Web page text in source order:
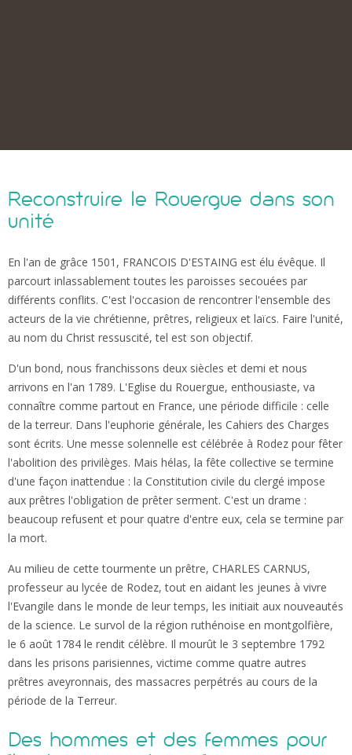
Reconstruire le Rouergue dans son
unité
En l'an de grâce 1501, FRANCOIS D'ESTAING est élu évêque. Il
parcourt inlassablement toutes les paroisses secouées par
différents conflits. C'est l'occasion de rencontrer l'ensemble des
acteurs de la vie chrétienne, prêtres, religieux et laïcs. Faire l'unité,
au nom du Christ ressuscité, tel est son objectif.
D'un bond, nous franchissons deux siècles et demi et nous
arrivons en l'an 1789. L'Eglise du Rouergue, enthousiaste, va
connaître comme partout en France, une période difficile : celle
de la terreur. Dans l'euphorie générale, les Cahiers des Charges
sont écrits. Une messe solennelle est célébrée à Rodez pour fêter
l'abolition des privilèges. Mais hélas, la fête collective se termine
d'une façon inattendue : la Constitution civile du clergé impose
aux prêtres l'obligation de prêter serment. C'est un drame :
beaucoup refusent et pour quatre d'entre eux, cela se termine par
la mort.
Au milieu de cette tourmente un prêtre, CHARLES CARNUS,
professeur au lycée de Rodez, tout en aidant les jeunes à vivre
l'Evangile dans le monde de leur temps, les initiait aux nouveautés
de la science. Le survol de la région ruthénoise en montgolfière,
le 6 août 1784 le rendit célèbre. Il mourût le 3 septembre 1792
dans les prisons parisiennes, victime comme quatre autres
prêtres aveyronnais, des massacres perpétrés au cours de la
période de la Terreur.
Des hommes et des femmes pour